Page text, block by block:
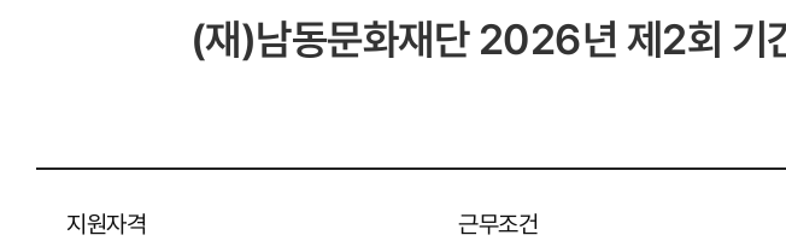
(재)남동문화재단 2026년 제2회 기
지원자격 근무조건